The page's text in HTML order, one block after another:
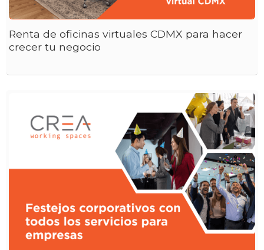
Renta de oficinas virtuales CDMX para hacer
crecer tu negocio